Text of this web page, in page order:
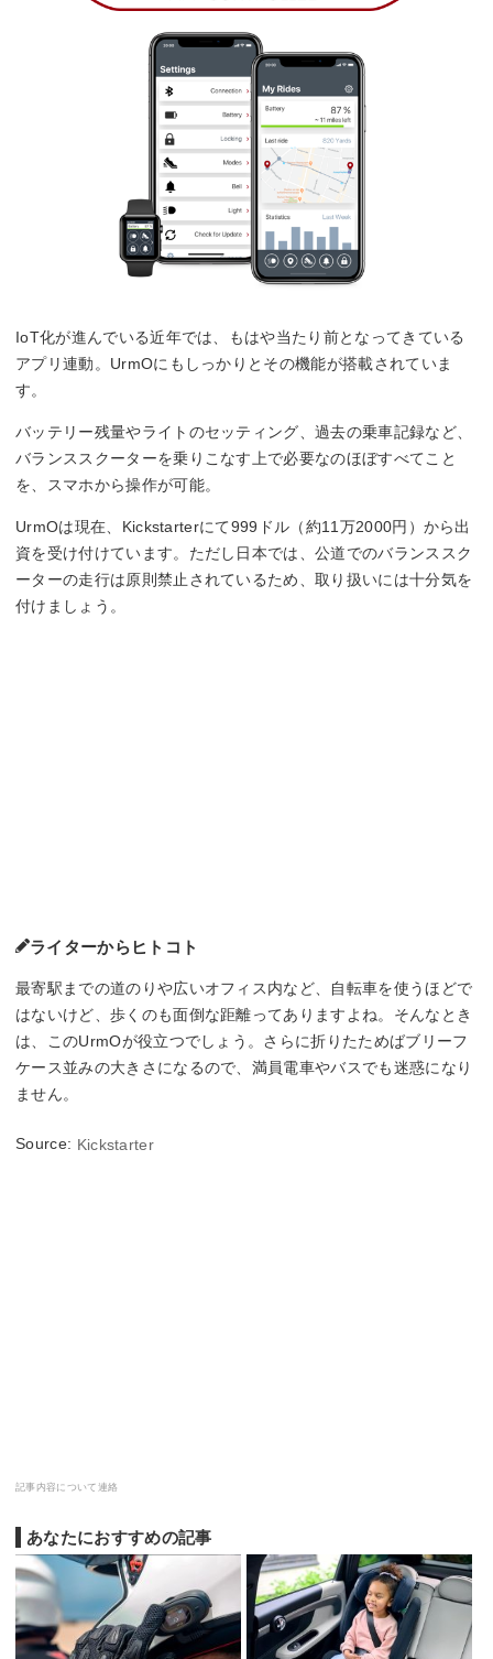
IoT化が進んでいる近年では、もはや当たり前となってきている
アプリ連動。UrmOにもしっかりとその機能が搭載されていま
す。
バッテリー残量やライトのセッティング、過去の乗車記録など、
バランススクーターを乗りこなす上で必要なのほぼすべてこと
を、スマホから操作が可能。
UrmOは現在、Kickstarterにて999ドル（約11万2000円）から出
資を受け付けています。ただし日本では、公道でのバランススク
ーターの走行は原則禁止されているため、取り扱いには十分気を
付けましょう。
ライターからヒトコト
最寄駅までの道のりや広いオフィス内など、自転車を使うほどで
はないけど、歩くのも面倒な距離ってありますよね。そんなとき
は、このUrmOが役立つでしょう。さらに折りたためばブリーフ
ケース並みの大きさになるので、満員電車やバスでも迷惑になり
ません。
Source: Kickstarter
記事内容について連絡
あなたにおすすめの記事